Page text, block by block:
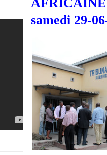
samedi 29-